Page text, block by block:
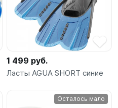
1 499 руб.
Ласты AGUA SHORT синие
Осталось мало